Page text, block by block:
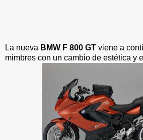
La nueva BMW F 800 GT viene a
mimbres con un cambio de estética y